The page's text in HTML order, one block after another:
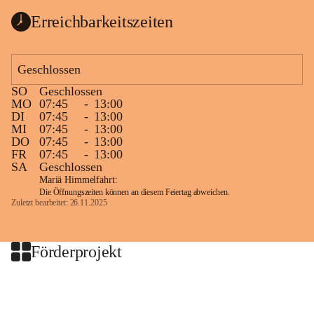
Erreichbarkeitszeiten
Geschlossen
SO
Geschlossen
MO 07:45 - 13:00
DI
07:45 - 13:00
MI
07:45 - 13:00
DO
07:45 - 13:00
FR
07:45 - 13:00
SA
Geschlossen
Mariä Himmelfahrt:
Die Öffnungszeiten können an diesem Feiertag abweichen.
Zuletzt bearbeitet: 26.11.2025
Förderprojekt